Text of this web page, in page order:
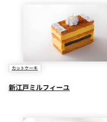
カットケーキ
新江戸ミルフィーユ